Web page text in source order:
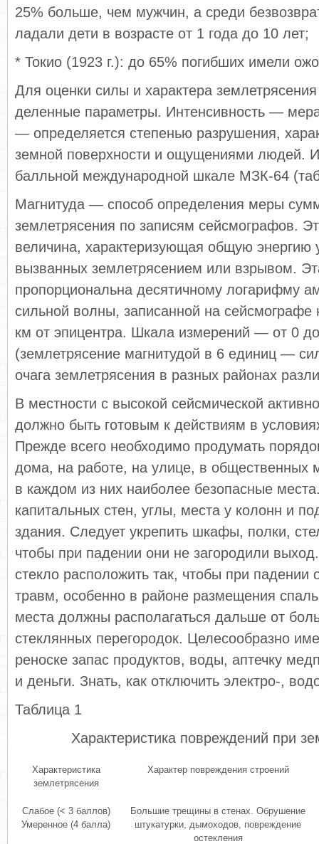
25% больше, чем мужчин, а среди
ладали дети в возрасте от 1 года до 10 лет;
* Токио (1923 г.): до 65% погибших имели
Для оценки силы и характера
деленные параметры. Интенсивность — мера
— определяется степенью разрушения,
земной поверхности и ощущениями людей.
балль­ной международной шкале МЗК-64
Магнитуда — способ определения меры
землетрясения по записям сейсмографов.
величина, характеризующая общую энергию
вызванных землетрясением или взрывом.
пропорциональна де­сятичному логарифму
сильной волны, запи­санной на сейсмографе
км от эпицентра. Шкала измерений — от 0
(землетрясение магнитудой в 6 единиц —
очага землетрясения в разных райо­нах
В местности с высокой сейсмической
дол­жно быть готовым к действиям в
Прежде всего необходимо продумать
дома, на рабо­те, на улице, в общественных
в каждом из них наиболее безопасные
капитальных стен, углы, места у колонн и
здания. Следует укрепить шкафы, полки,
чтобы при падении они не заго­родили
стекло расположить так, чтобы при падении
травм, особенно в районе размещения
места должны располагаться дальше от
стеклянных перегородок. Целесообразно
реноске запас продуктов, воды, аптечку
и деньги. Знать, как отключить электро-,
Таблица 1
Характеристика повреждений при
Характеристика
землетрясения
Характер повреждения строений
Слабое (< 3 баллов)
Умеренное (4 балла)
Большие трещины в стенах. Обрушение
штука­турки, дымоходов, повреждение
остекления